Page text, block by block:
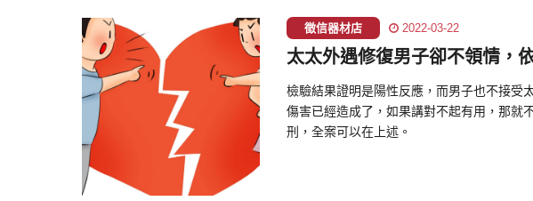
徵信器材店 2022-03-22
太太外遇修復男子卻不領情，
檢驗結果證明是陽性反應，而男子也不接受
傷害已經造成了，如果講對不起有用，那就
刑，全案可以在上述。